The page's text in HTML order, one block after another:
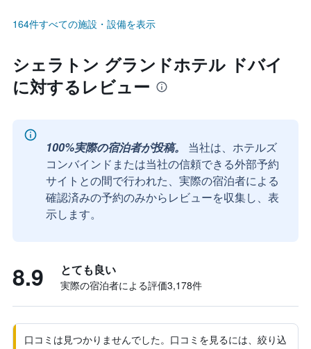
164件すべての施設・設備を表示
シェラトン グランドホテル ドバイ
に対するレビュー
100%実際の宿泊者が投稿。
当社は、ホテルズ
コンバインドまたは当社の信頼できる外部予約
サイトとの間で行われた、実際の宿泊者による
確認済みの予約のみからレビューを収集し、表
示します。
8.9 とても良い
実際の宿泊者による評価3,178​件
口コミは見つかりませんでした。口コミを見るには、絞り込